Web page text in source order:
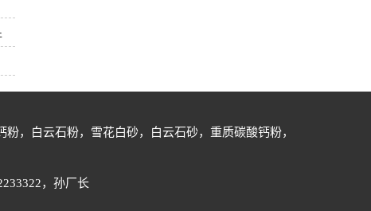
粉，白云石粉，雪花白砂，白云石砂，重质碳酸钙粉，
，孙厂长